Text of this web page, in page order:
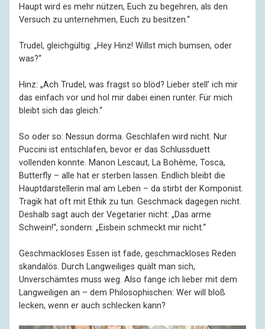
Haupt wird es mehr nützen, Euch zu begehren, als den
Versuch zu unternehmen, Euch zu besitzen.“
Trudel, gleichgültig: „Hey Hinz! Willst mich bumsen, oder
was?“
Hinz: „Ach Trudel, was fragst so blöd? Lieber stell’ ich mir
das einfach vor und hol mir dabei einen runter. Für mich
bleibt sich das gleich.“
So oder so: Nessun dorma. Geschlafen wird nicht. Nur
Puccini ist entschlafen, bevor er das Schlussduett
vollenden konnte. Manon Lescaut, La Bohème, Tosca,
Butterfly – alle hat er sterben lassen. Endlich bleibt die
Hauptdarstellerin mal am Leben – da stirbt der Komponist.
Tragik hat oft mit Ethik zu tun. Geschmack dagegen nicht.
Deshalb sagt auch der Vegetarier nicht: „Das arme
Schwein!“, sondern: „Eisbein schmeckt mir nicht.“
Geschmackloses Essen ist fade, geschmackloses Reden
skandalös. Durch Langweiliges quält man sich,
Unverschämtes muss weg. Also fange ich lieber mit dem
Langweiligen an – dem Philosophischen: Wer will bloß
lecken, wenn er auch schlecken kann?